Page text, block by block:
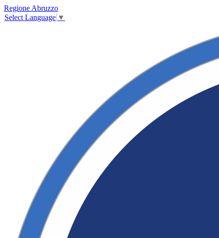
Regione Abruzzo
Select Language ▼